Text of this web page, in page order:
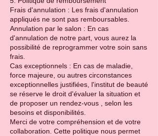
Frais d'annulation : Les frais d'annulation
appliqués ne sont pas remboursables.
Annulation par le salon : En cas
d'annulation de notre part, vous aurez la
possibilité de reprogrammer votre soin sans
frais.
Cas exceptionnels : En cas de maladie,
force majeure, ou autres circonstances
exceptionnelles justifiées, l'institut de beauté
se réserve le droit d'évaluer la situation et
de proposer un rendez-vous , selon les
besoins et disponibilités.
Merci de votre compréhension et de votre
collaboration. Cette politique nous permet